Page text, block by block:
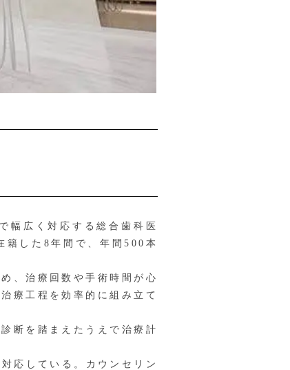
幅広く対応する総合歯科医
籍した8年間で、年間500本
、治療回数や手術時間が心
療工程を効率的に組み立て
断を踏まえたうえで治療計
応している。カウンセリン